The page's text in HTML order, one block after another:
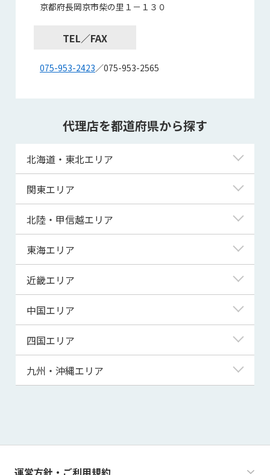
京都府長岡京市柴の里１－１３０
TEL／FAX
075-953-2423／075-953-2565
代理店を都道府県から探す
北海道・東北エリア
北海道
青森県
宮城県
秋田県
山形県
関東エリア
東京都
神奈川県
埼玉県
千葉県
茨城県
群馬県
北陸・甲信越エリア
新潟県
富山県
福井県
山梨県
長野県
東海エリア
岐阜県
静岡県
三重県
近畿エリア
滋賀県
京都府
大阪府
兵庫県
和歌山県
中国エリア
鳥取県
島根県
山口県
四国エリア
徳島県
高知県
九州・沖縄エリア
運営方針・ご利用規約